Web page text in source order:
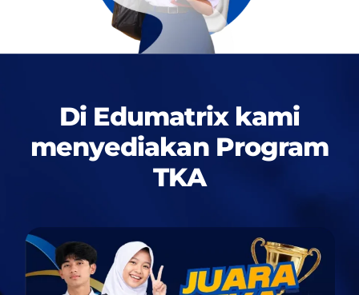
Di Edumatrix kami
menyediakan Program
TKA